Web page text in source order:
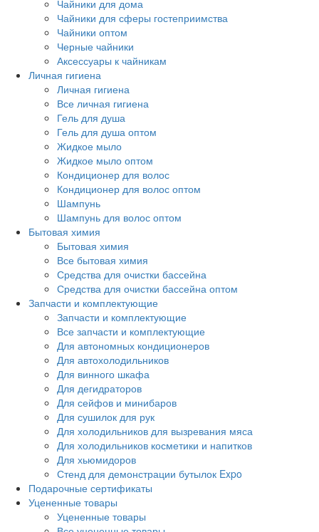
Чайники для дома
Чайники для сферы гостеприимства
Чайники оптом
Черные чайники
Аксессуары к чайникам
Личная гигиена
Личная гигиена
Все личная гигиена
Гель для душа
Гель для душа оптом
Жидкое мыло
Жидкое мыло оптом
Кондиционер для волос
Кондиционер для волос оптом
Шампунь
Шампунь для волос оптом
Бытовая химия
Бытовая химия
Все бытовая химия
Средства для очистки бассейна
Средства для очистки бассейна оптом
Запчасти и комплектующие
Запчасти и комплектующие
Все запчасти и комплектующие
Для автономных кондиционеров
Для автохолодильников
Для винного шкафа
Для дегидраторов
Для сейфов и минибаров
Для сушилок для рук
Для холодильников для вызревания мяса
Для холодильников косметики и напитков
Для хьюмидоров
Стенд для демонстрации бутылок Expo
Подарочные сертификаты
Уцененные товары
Уцененные товары